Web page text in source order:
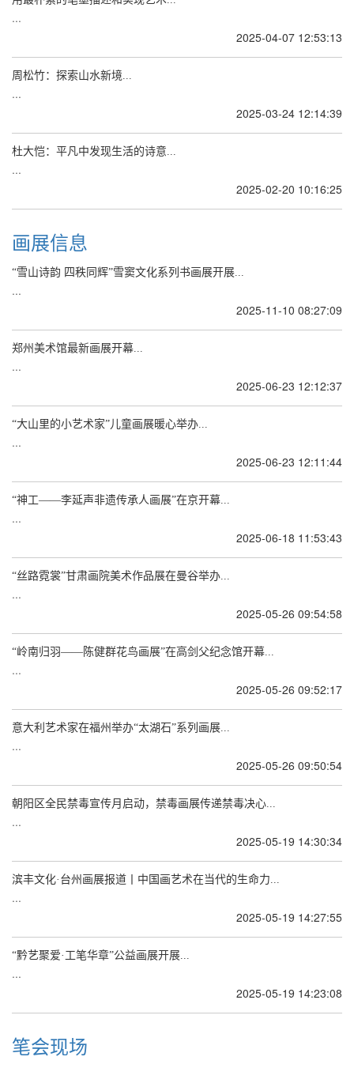
...
2025-04-07 12:53:13
周松竹：探索山水新境...
...
2025-03-24 12:14:39
杜大恺：平凡中发现生活的诗意...
...
2025-02-20 10:16:25
画展信息
“雪山诗韵 四秩同辉”雪窦文化系列书画展开展...
...
2025-11-10 08:27:09
郑州美术馆最新画展开幕...
...
2025-06-23 12:12:37
“大山里的小艺术家”儿童画展暖心举办...
...
2025-06-23 12:11:44
“神工——李延声非遗传承人画展”在京开幕...
...
2025-06-18 11:53:43
“丝路霓裳”甘肃画院美术作品展在曼谷举办...
...
2025-05-26 09:54:58
“岭南归羽——陈健群花鸟画展”在高剑父纪念馆开幕...
...
2025-05-26 09:52:17
意大利艺术家在福州举办“太湖石”系列画展...
...
2025-05-26 09:50:54
朝阳区全民禁毒宣传月启动，禁毒画展传递禁毒决心...
...
2025-05-19 14:30:34
滨丰文化·台州画展报道丨中国画艺术在当代的生命力...
...
2025-05-19 14:27:55
“黔艺聚爱·工笔华章”公益画展开展...
...
2025-05-19 14:23:08
笔会现场